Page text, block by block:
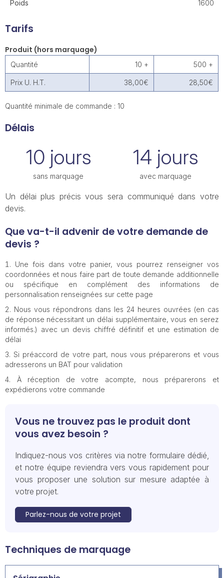
Poids 1600
Tarifs
Produit (hors marquage)
Quantité 10 + 500 +
Prix U. H.T. 38,00€ 28,50€
Quantité minimale de commande : 10
Délais
10 jours
sans marquage
14 jours
avec marquage
Un délai plus précis vous sera communiqué dans votre
devis.
Que va-t-il advenir de votre demande de
devis ?
Une fois dans votre panier, vous pourrez renseigner vos
coordonnées et nous faire part de toute demande additionnelle
ou spécifique en complément des informations de
personnalisation renseignées sur cette page
Nous vous répondrons dans les 24 heures ouvrées (en cas
de réponse nécessitant un délai supplémentaire, vous en serez
informés.) avec un devis chiffré définitif et une estimation de
délai
Si préaccord de votre part, nous vous préparerons et vous
adresserons un BAT pour validation
À réception de votre acompte, nous préparerons et
expédierons votre commande
Vous ne trouvez pas le produit dont
vous avez besoin ?
Indiquez-nous vos critères via notre formulaire dédié,
et notre équipe reviendra vers vous rapidement pour
vous proposer une solution sur mesure adaptée à
votre projet.
Parlez-nous de votre projet
Techniques de marquage